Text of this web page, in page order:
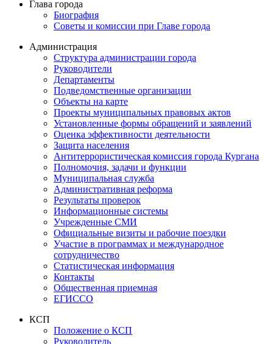
Глава города
Биография
Советы и комиссии при Главе города
Администрация
Структура администрации города
Руководители
Департаменты
Подведомственные организации
Объекты на карте
Проекты муниципальных правовых актов
Установленные формы обращений и заявлений
Оценка эффективности деятельности
Защита населения
Антитеррористическая комиссия города Кургана
Полномочия, задачи и функции
Муниципальная служба
Административная реформа
Результаты проверок
Информационные системы
Учрежденные СМИ
Официальные визиты и рабочие поездки
Участие в программах и международное
сотрудничество
Статистическая информация
Контакты
Общественная приемная
ЕГИССО
КСП
Положение о КСП
Руководитель